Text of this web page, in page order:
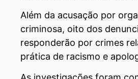
Além da acusação por
criminosa, oito dos
responderão por crimes
prática de racismo e